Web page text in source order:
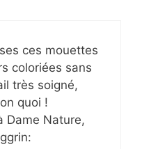
ces mouettes
coloriées sans
très soigné,
quoi !
Dame Nature,